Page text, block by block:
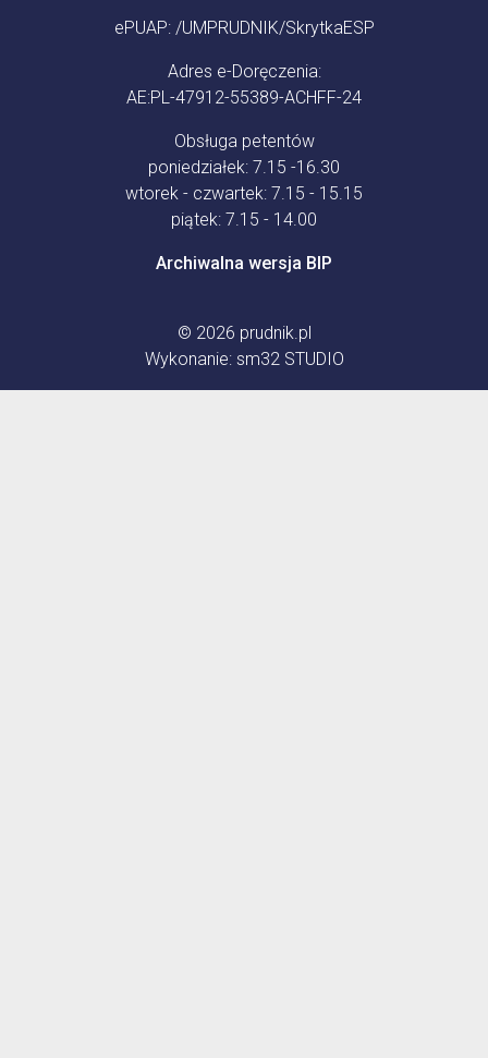
ePUAP: /UMPRUDNIK/SkrytkaESP
Adres e-Doręczenia:
AE:PL-47912-55389-ACHFF-24
Obsługa petentów
poniedziałek: 7.15 -16.30
wtorek - czwartek: 7.15 - 15.15
piątek: 7.15 - 14.00
Archiwalna wersja BIP
© 2026 prudnik.pl
Wykonanie: sm32 STUDIO